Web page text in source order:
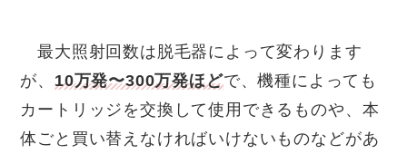
最大照射回数は脱毛器によって変わります
が、10万発〜300万発ほどで、機種によっても
カートリッジを交換して使用できるものや、本
体ごと買い替えなければいけないものなどがあ